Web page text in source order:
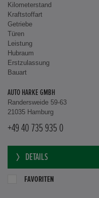
Kilometerstand
Kraftstoffart
Getriebe
Türen
Leistung
Hubraum
Erstzulassung
Bauart
AUTO HARKE GMBH
Randersweide 59-63
21035 Hamburg
+49 40 735 935 0
DETAILS
FAVORITEN